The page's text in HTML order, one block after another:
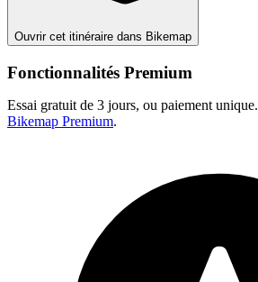
Ouvrir cet itinéraire dans Bikemap
Fonctionnalités Premium
Essai gratuit de 3 jours, ou paiement unique.
Bikemap Premium.